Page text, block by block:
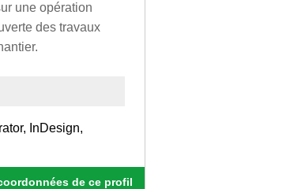
une opération
des travaux
InDesign,
de ce profil